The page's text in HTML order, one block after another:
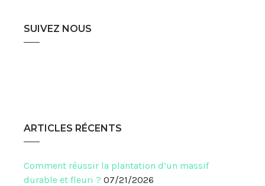
SUIVEZ NOUS
ARTICLES RÉCENTS
Comment réussir la plantation d’un massif
durable et fleuri ? 07/21/2026